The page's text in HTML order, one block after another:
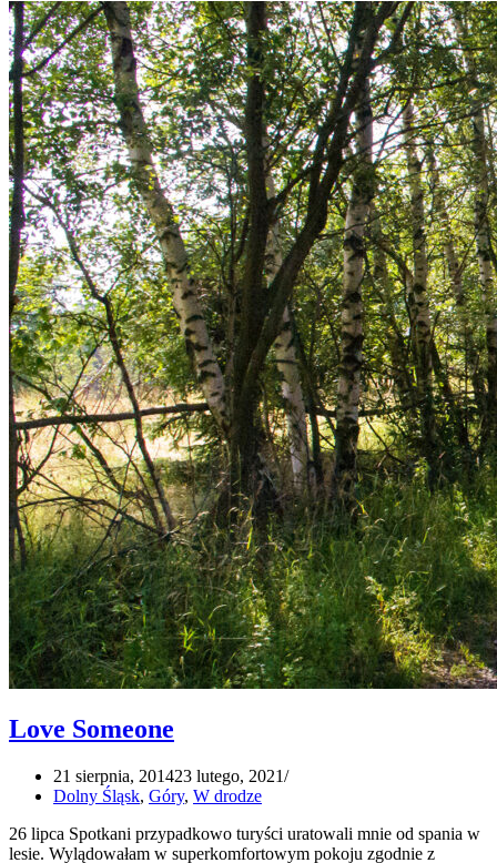
Świętokrzyski
–
Szczytniak
–
Kuźniaki
Love Someone
21 sierpnia, 201423 lutego, 2021
Dolny Śląsk, Góry, W drodze
26 lipca Spotkani przypadkowo turyści uratowali mnie od spania w
lesie. Wylądowałam w superkomfortowym pokoju zgodnie z